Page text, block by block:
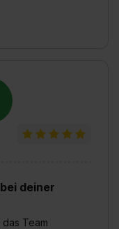
deiner
Team